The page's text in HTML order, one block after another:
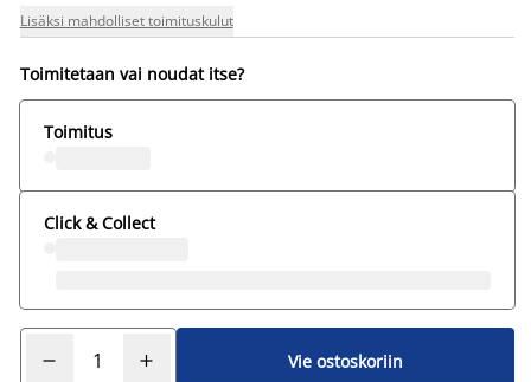
Lisäksi mahdolliset toimituskulut
Toimitetaan vai noudat itse?
Toimitus
Click & Collect
Vie ostoskoriin